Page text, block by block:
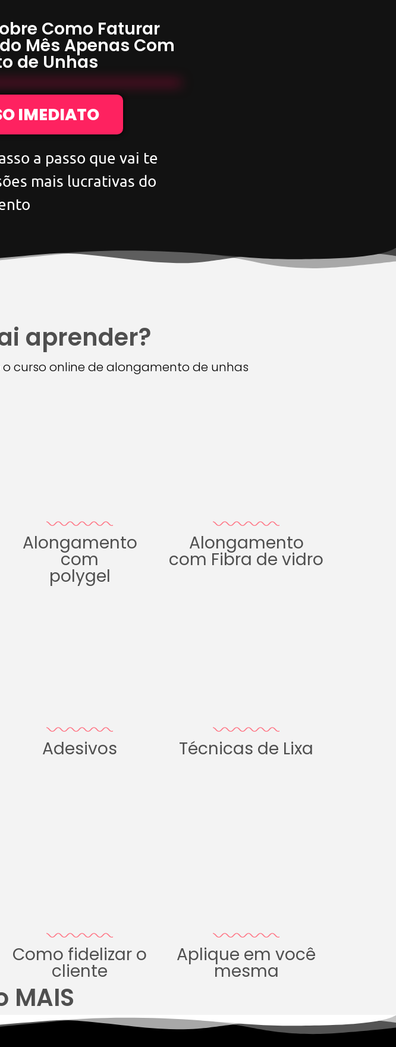
Como Faturar
Mês Apenas Com
de Unhas
IMEDIATO
a passo que vai te
mais lucrativas do
aprender?
curso online de alongamento de unhas
Alongamento
com
polygel
Alongamento
com Fibra de vidro
Adesivos Técnicas de Lixa
Como fidelizar o
cliente
Aplique em você
mesma
MAIS